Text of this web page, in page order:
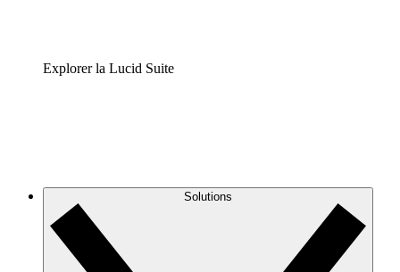
Explorer la Lucid Suite
Solutions